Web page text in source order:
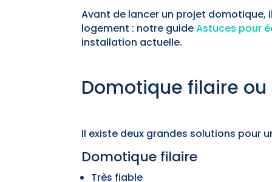
Avant de lancer un projet domotique,
logement : notre guideAstuces pour
installation actuelle.
Domotique filaire ou
Il existe deux grandes solutions pour
Domotique filaire
Très fiable